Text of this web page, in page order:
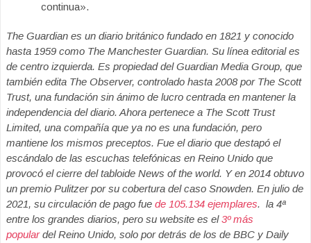
continua».
The Guardian es un diario británico fundado en 1821 y conocido
hasta 1959 como The Manchester Guardian. Su línea editorial es
de centro izquierda. Es propiedad del Guardian Media Group, que
también edita The Observer, controlado hasta 2008 por The Scott
Trust, una fundación sin ánimo de lucro centrada en mantener la
independencia del diario. Ahora pertenece a The Scott Trust
Limited, una compañía que ya no es una fundación, pero
mantiene los mismos preceptos. Fue el diario que destapó el
escándalo de las escuchas telefónicas en Reino Unido que
provocó el cierre del tabloide News of the world. Y en 2014 obtuvo
un premio Pulitzer por su cobertura del caso Snowden. En julio de
2021, su circulación de pago fue de 105.134 ejemplares. la 4ª
entre los grandes diarios, pero su website es el3º más
populardel Reino Unido, solo por detrás de los de BBC y Daily